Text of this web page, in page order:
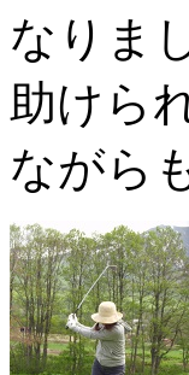
なりま
助けら
ながら